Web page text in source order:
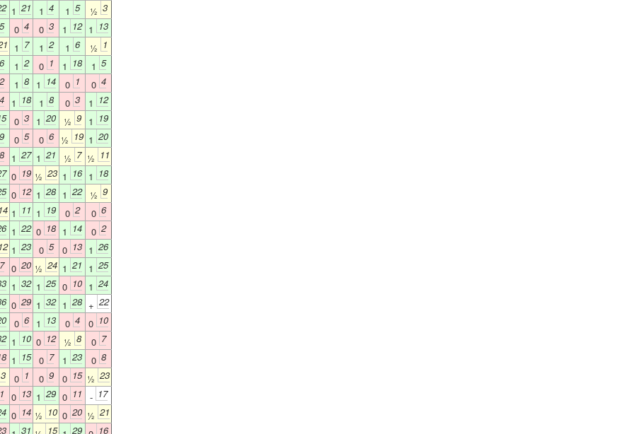
1 21 1 4 1 5 ½ 3
5 0 4 0 3 1 12 1 13
1 7 1 2 1 6 ½ 1
6 1 2 0 1 1 18 1 5
2 1 8 1 14 0 1 0 4
4 1 18 1 8 0 3 1 12
0 3 1 20 ½ 9 1 19
9 0 5 0 6 ½ 19 1 20
8 1 27 1 21 ½ 7 ½ 11
0 19 ½ 23 1 16 1 18
0 12 1 28 1 22 ½ 9
14 1 11 1 19 0 2 0 6
1 22 0 18 1 14 0 2
12 1 23 0 5 0 13 1 26
7 0 20 ½ 24 1 21 1 25
1 32 1 25 0 10 1 24
0 29 1 32 1 28 + 22
0 6 1 13 0 4 0 10
1 10 0 12 ½ 8 0 7
1 15 0 7 1 23 0 8
3 0 1 0 9 0 15 ½ 23
1 0 13 1 29 0 11 - 17
0 14 ½ 10 0 20 ½ 21
31 15 29
16